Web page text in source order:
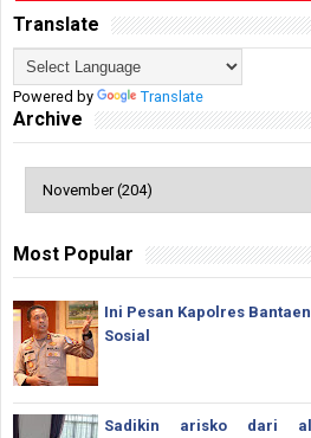
Translate
Powered by Translate
Archive
Most Popular
Ini Pesan Kapolres
Sosial
Sadikin arisko dari